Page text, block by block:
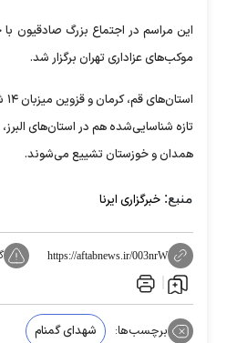
این مراسم در اجتماع بزرگ صادقیون
موکب‌های عزاداری تهران برگزار شد.
تازه شناسایی‌شده هم در استان‌های
همدان و خوزستان تشییع می‌شوند.
منبع: خبرگزاری ایرنا
https://aftabnews.ir/003nrW
برچسب‌ها: شهدای گمنام